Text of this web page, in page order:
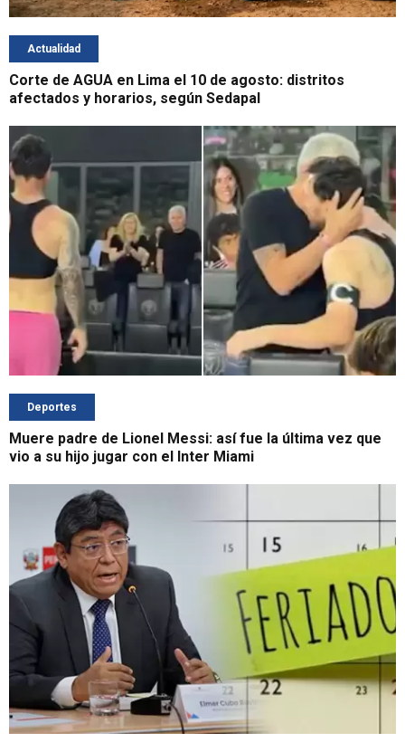
Actualidad
Corte de AGUA en Lima el 10 de agosto: distritos
afectados y horarios, según Sedapal
Deportes
Muere padre de Lionel Messi: así fue la última vez que
vio a su hijo jugar con el Inter Miami